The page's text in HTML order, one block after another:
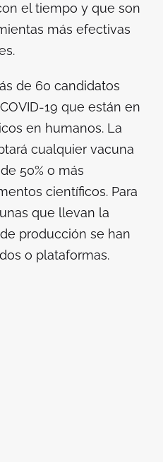
el tiempo y que son
más efectivas
de 60 candidatos
19 que están en
en humanos. La
cualquier vacuna
50% o más
científicos. Para
que llevan la
producción se han
o plataformas.